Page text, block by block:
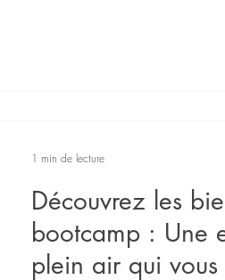
Découvrez les
bootcamp : Une
plein air qui
1 min de lecture